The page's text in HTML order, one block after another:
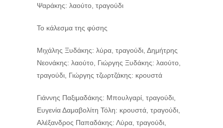
Ψαράκης: λαούτο, τραγούδι
Το κάλεσμα της φύσης
Μιχάλης Ξυδάκης: λύρα, τραγούδι, Δημήτρης
Νεονάκης: λαούτο, Γιώργης Ξυδάκης: λαούτο,
τραγούδι, Γιώργης τζωρτζάκης: κρουστά
Γιάννης Παξιμαδάκης: Μπουλγαρί, τραγούδι,
Ευγενία Δαμαβολίτη Τόλη: κρουστά, τραγούδι,
Αλέξανδρος Παπαδάκης: Λύρα, τραγούδι,